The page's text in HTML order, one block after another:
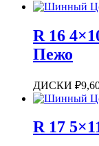
R 16
Пежо
ДИСКИ ₽
R 17